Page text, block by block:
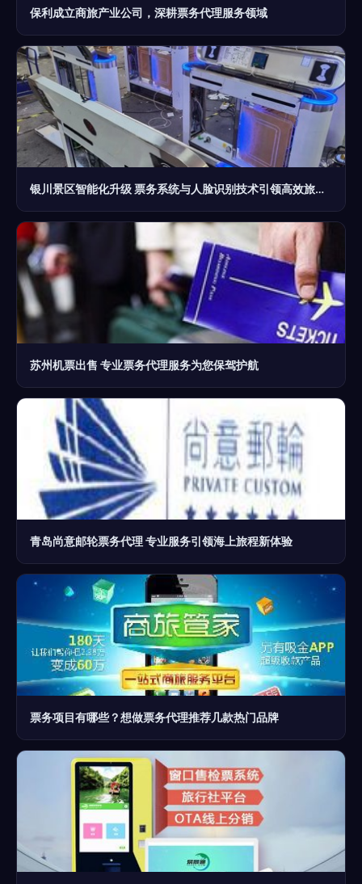
保利成立商旅产业公司，深耕票务代理服务领域
银川景区智能化升级 票务系统与人脸识别技术引领高效旅游新体验
苏州机票出售 专业票务代理服务为您保驾护航
青岛尚意邮轮票务代理 专业服务引领海上旅程新体验
票务项目有哪些？想做票务代理推荐几款热门品牌